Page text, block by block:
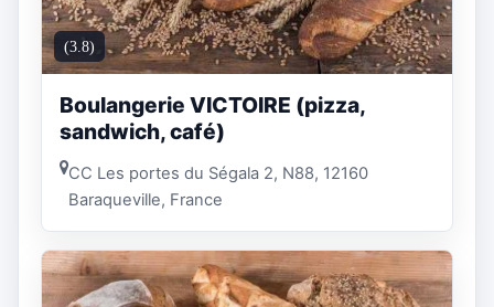
(3.8)
Boulangerie VICTOIRE (pizza,
sandwich, café)
CC Les portes du Ségala 2, N88, 12160
Baraqueville, France